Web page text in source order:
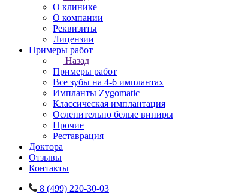
О клинике
О компании
Реквизиты
Лицензии
Примеры работ
Назад
Примеры работ
Все зубы на 4-6 имплантах
Импланты Zygomatic
Классическая имплантация
Ослепительно белые виниры
Прочие
Реставрация
Доктора
Отзывы
Контакты
8 (499) 220-30-03